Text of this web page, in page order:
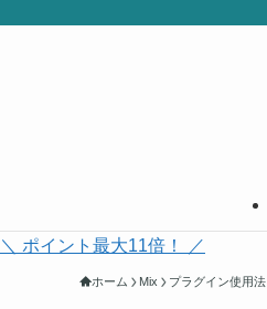
＼ ポイント最大11倍！ ／
ホーム Mix プラグイン使用法